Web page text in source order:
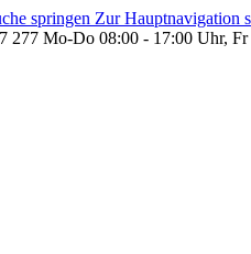
springen Zur Hauptnavigation
277 Mo-Do 08:00 - 17:00 Uhr,